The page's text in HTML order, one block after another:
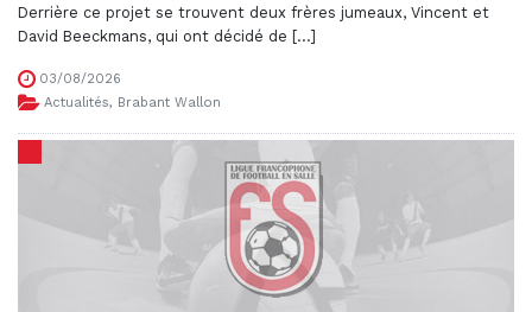
Derrière ce projet se trouvent deux frères jumeaux, Vincent et
David Beeckmans, qui ont décidé de [...]
03/08/2026
Actualités, Brabant Wallon